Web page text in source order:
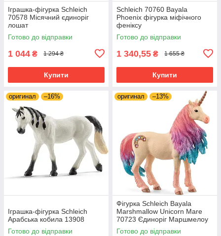
Іграшка-фігурка Schleich
70578 Місячний єдиноріг
лошат
Готово до відправки
1 044 ₴ 1 294 ₴
Купити
Schleich 70760 Bayala
Phoenix фігурка міфічного
феніксу
Готово до відправки
1 340,55 ₴ 1 655 ₴
Купити
оригинал –16%
Іграшка-фігурка Schleich
Арабська кобила 13908
Готово до відправки
оригинал –13%
Фігурка Schleich Bayala
Marshmallow Unicorn Mare
70723 Єдиноріг Маршмелоу
Оригінал
Готово до відправки